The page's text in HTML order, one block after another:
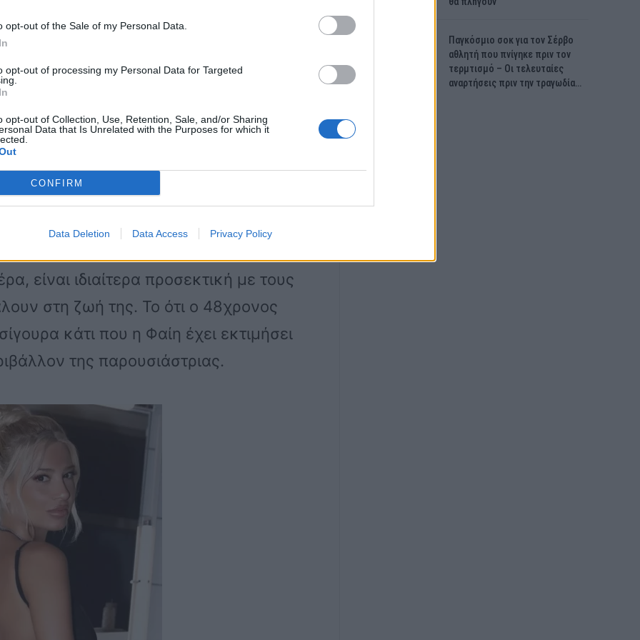
opt-out of the Sale of my Personal Data.
opt-out of processing my Personal Data for Targeted
opt-out of Collection, Use, Retention, Sale, and/or Sharing
Data that Is Unrelated with the Purposes for which it
CONFIRM
Data Deletion Data Access Privacy Policy
τον τελευταίο καιρό. Έχουν βγει και
και την οικογένειά του. Προς το
τους είναι μόνο φιλική» λένε
διακριτικό φλερτ από την
κολακευμένη.
είναι ιδιαίτερα προσεκτική με τους
στη ζωή της. Το ότι ο 48χρονος
κάτι που η Φαίη έχει εκτιμήσει
της παρουσιάστριας.
Παγκόσμιο σοκ για τον Σέρβο
αθλητή που πνίγηκε πριν τον
τερμτισμό – Οι τελευταίες
αναρτήσεις πριν την τραγωδία…